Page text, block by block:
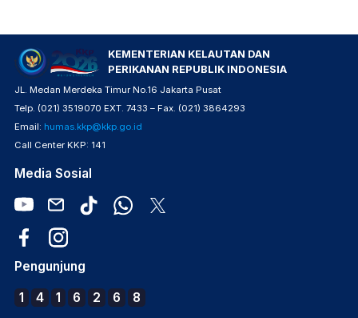
KEMENTERIAN KELAUTAN DAN
PERIKANAN REPUBLIK INDONESIA
JL. Medan Merdeka Timur No.16 Jakarta Pusat
Telp. (021) 3519070 EXT. 7433 – Fax. (021) 3864293
Email: humas.kkp@kkp.go.id
Call Center KKP: 141
Media Sosial
Pengunjung
1 4 1 6 2 6 8